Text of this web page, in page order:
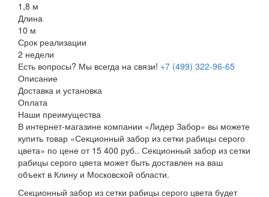
1,8 м
Длина
10 м
Срок реализации
2 недели
Есть вопросы? Мы всегда на связи! +7 (499) 322-96-65
Описание
Доставка и установка
Оплата
Наши преимущества
В интернет-магазине компании «Лидер Забор» вы можете
купить товар «Секционный забор из сетки рабицы серого
цвета» по цене от 15 400 руб.. Секционный забор из сетки
рабицы серого цвета может быть доставлен на ваш
объект в Клину и Московской области.
Секционный забор из сетки рабицы серого цвета будет